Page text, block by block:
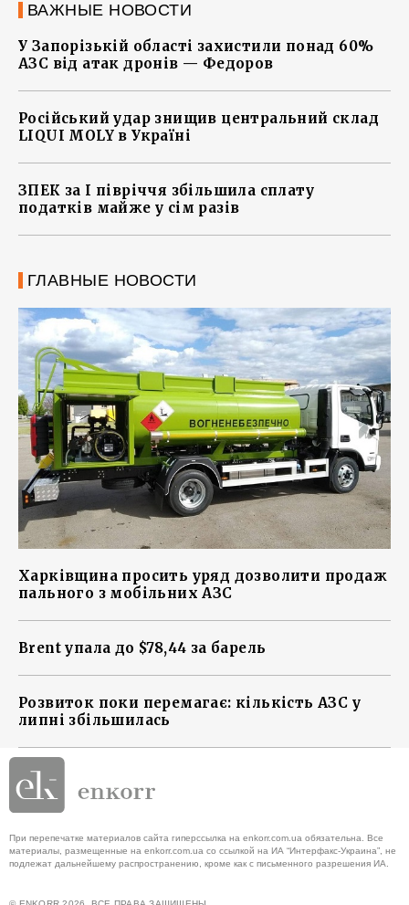
ВАЖНЫЕ НОВОСТИ
У Запорізькій області захистили понад 60%
АЗС від атак дронів — Федоров
Російський удар знищив центральний склад
LIQUI MOLY в Україні
ЗПЕК за І півріччя збільшила сплату
податків майже у сім разів
ГЛАВНЫЕ НОВОСТИ
Харківщина просить уряд дозволити продаж
пального з мобільних АЗС
Brent упала до $78,44 за барель
Розвиток поки перемагає: кількість АЗС у
липні збільшилась
При перепечатке материалов сайта гиперссылка на enkorr.com.ua обязательна. Все
материалы, размещенные на enkorr.com.ua со ссылкой на ИА “Интерфакс-Украина”, не
подлежат дальнейшему распространению, кроме как с письменного разрешения ИА.